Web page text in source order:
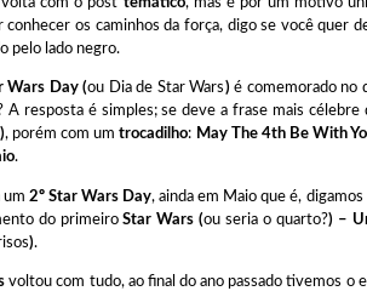
conhecer os caminhos da força, digo se você quer
pelo lado negro.
Wars Day (ou Dia de Star Wars) é comemorado no
A resposta é simples; se deve a frase mais
), porém com umtrocadilho: May The 4th Be With
.
um2º Star Wars Day, ainda em Maio que é, digamos
do primeiroStar Wars (ou seria o quarto?) –
).
voltou com tudo, ao final do ano passado tivemos o